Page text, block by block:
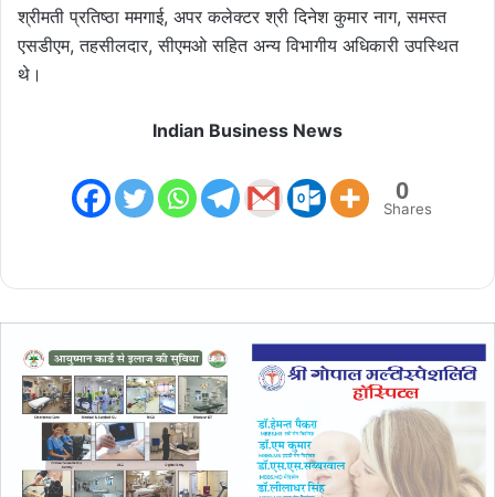
श्रीमती प्रतिष्ठा ममगाई, अपर कलेक्टर श्री दिनेश कुमार नाग, समस्त
एसडीएम, तहसीलदार, सीएमओ सहित अन्य विभागीय अधिकारी उपस्थित
थे।
Indian Business News
0
Shares